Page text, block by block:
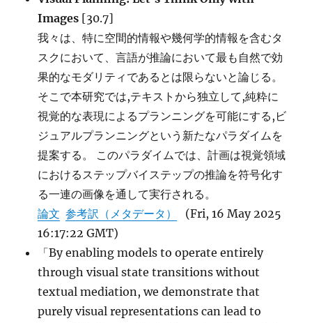
Images [30.7]
我々は、特に空間的情報や幾何学的情報を含むタ
スクにおいて、言語が推論において最も自然で効
果的なモダリティであるとは限らないと論じる。
そこで本研究では,テキストから独立して,純粋に
視覚的な表現によるプランニングを可能にする,ビ
ジュアルプランニングという新たなパラダイムを
提案する。 このパラダイムでは、計画は視覚領域
におけるステップバイステップの推論を符号化す
る一連の画像を通して実行される。
論文 参考訳（メタデータ）
(Fri, 16 May 2025
16:17:22 GMT)
「By enabling models to operate entirely
through visual state transitions without
textual mediation, we demonstrate that
purely visual representations can lead to